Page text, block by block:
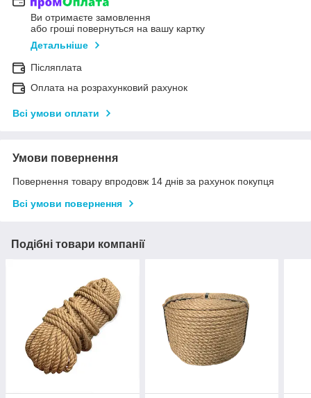
Ви отримаєте замовлення
або гроші повернуться на вашу картку
Детальніше
Післяплата
Оплата на розрахунковий рахунок
Всі умови оплати
Умови повернення
Повернення товару впродовж 14 днів за рахунок покупця
Всі умови повернення
Подібні товари компанії